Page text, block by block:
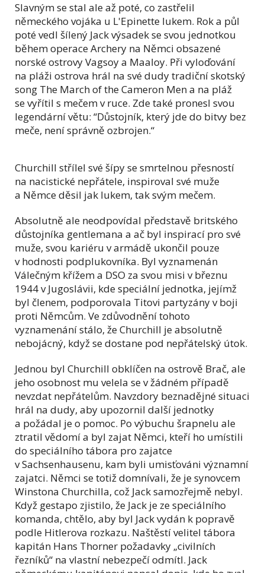
Slavným se stal ale až poté, co zastřelil
německého vojáka u L'Epinette lukem. Rok a půl
poté vedl šílený Jack výsadek se svou jednotkou
během operace Archery na Němci obsazené
norské ostrovy Vagsoy a Maaloy. Při vyloďování
na pláži ostrova hrál na své dudy tradiční skotský
song The March of the Cameron Men a na pláž
se vyřítil s mečem v ruce. Zde také pronesl svou
legendární větu: “Důstojník, který jde do bitvy bez
meče, není správně ozbrojen.“
Churchill střílel své šípy se smrtelnou přesností
na nacistické nepřátele, inspiroval své muže
a Němce děsil jak lukem, tak svým mečem.
Absolutně ale neodpovídal představě britského
důstojníka gentlemana a ač byl inspirací pro své
muže, svou kariéru v armádě ukončil pouze
v hodnosti podplukovníka. Byl vyznamenán
Válečným křížem a DSO za svou misi v březnu
1944 v Jugoslávii, kde speciální jednotka, jejímž
byl členem, podporovala Titovi partyzány v boji
proti Němcům. Ve zdůvodnění tohoto
vyznamenání stálo, že Churchill je absolutně
nebojácný, když se dostane pod nepřátelský útok.
Jednou byl Churchill obklíčen na ostrově Brač, ale
jeho osobnost mu velela se v žádném případě
nevzdat nepřátelům. Navzdory beznadějné situaci
hrál na dudy, aby upozornil další jednotky
a požádal je o pomoc. Po výbuchu šrapnelu ale
ztratil vědomí a byl zajat Němci, kteří ho umístili
do speciálního tábora pro zajatce
v Sachsenhausenu, kam byli umisťováni významní
zajatci. Němci se totiž domnívali, že je synovcem
Winstona Churchilla, což Jack samozřejmě nebyl.
Když gestapo zjistilo, že Jack je ze speciálního
komanda, chtělo, aby byl Jack vydán k popravě
podle Hitlerova rozkazu. Naštěstí velitel tábora
kapitán Hans Thorner požadavky „civilních
řezníků“ na vlastní nebezpečí odmítl. Jack